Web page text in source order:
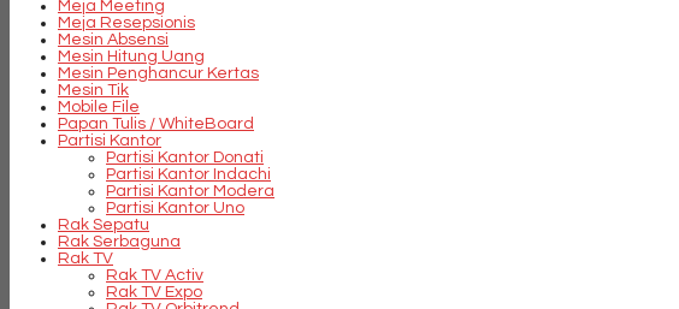
Meja Meeting
Meja Resepsionis
Mesin Absensi
Mesin Hitung Uang
Mesin Penghancur Kertas
Mesin Tik
Mobile File
Papan Tulis / WhiteBoard
Partisi Kantor
Partisi Kantor Donati
Partisi Kantor Indachi
Partisi Kantor Modera
Partisi Kantor Uno
Rak Sepatu
Rak Serbaguna
Rak TV
Rak TV Activ
Rak TV Expo